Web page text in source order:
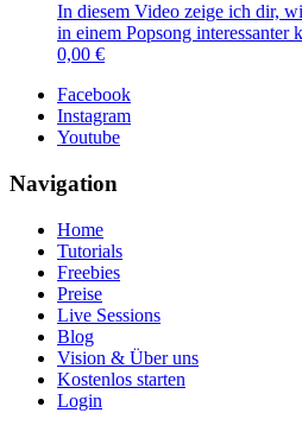
In diesem Video zeige ich dir,
in einem Popsong interessanter
0,00 €
Facebook
Instagram
Youtube
Navigation
Home
Tutorials
Freebies
Preise
Live Sessions
Blog
Vision & Über uns
Kostenlos starten
Login